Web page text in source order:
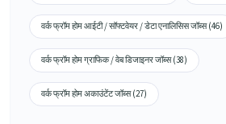
वर्क फ्रॉम होम आईटी / सॉफ्टवेयर / डेटा एनालिसिस जॉब्स (46)
वर्क फ्रॉम होम ग्राफिक / वेब डिजाइनर जॉब्स (38)
वर्क फ्रॉम होम अकाउंटेंट जॉब्स (27)